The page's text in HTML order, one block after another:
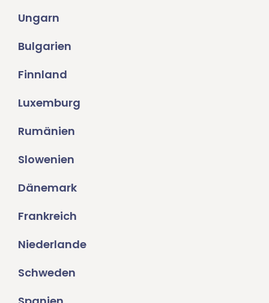
Ungarn
Bulgarien
Finnland
Luxemburg
Rumänien
Slowenien
Dänemark
Frankreich
Niederlande
Schweden